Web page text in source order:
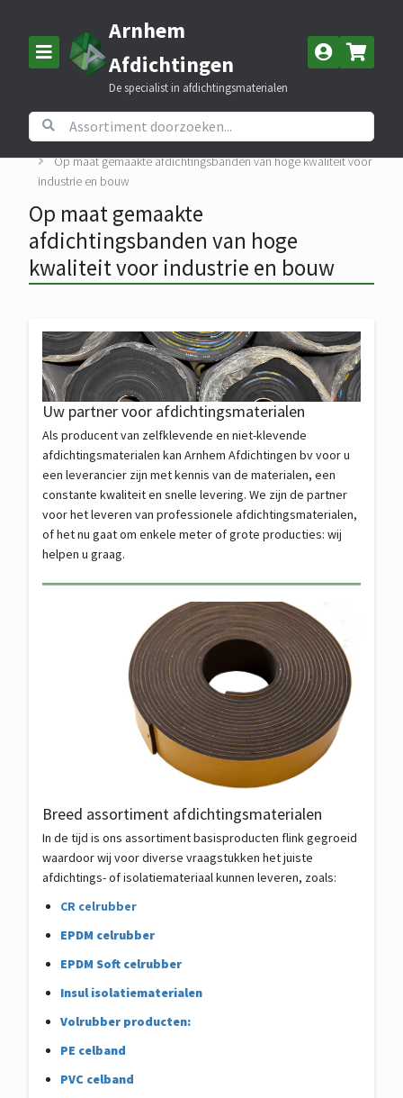
Arnhem
Afdichtingen
De specialist in afdichtingsmaterialen
Home
Informatie en Service
Op maat gemaakte afdichtingsbanden van hoge kwaliteit voor
industrie en bouw
Op maat gemaakte
afdichtingsbanden van hoge
kwaliteit voor industrie en bouw
Uw partner voor afdichtingsmaterialen
Als producent van zelfklevende en niet-klevende
afdichtingsmaterialen kan Arnhem Afdichtingen bv voor u
een leverancier zijn met kennis van de materialen, een
constante kwaliteit en snelle levering. We zijn de partner
voor het leveren van professionele afdichtingsmaterialen,
of het nu gaat om enkele meter of grote producties: wij
helpen u graag.
Breed assortiment afdichtingsmaterialen
In de tijd is ons assortiment basisproducten flink gegroeid
waardoor wij voor diverse vraagstukken het juiste
afdichtings- of isolatiemateriaal kunnen leveren, zoals:
CR celrubber
EPDM celrubber
EPDM Soft celrubber
Insul isolatiematerialen
Volrubber producten:
PE celband
PVC celband